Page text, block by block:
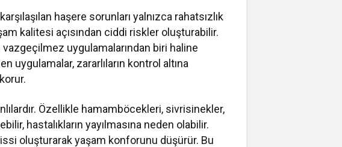
haşere sorunları yalnızca rahatsızlık
kalitesi açısından ciddi riskler oluşturabilir.
uygulamalarından biri haline
zararlıların kontrol altına
Özellikle hamamböcekleri, sivrisinekler,
hastalıkların yayılmasına neden olabilir.
oluşturarak yaşam konforunu düşürür. Bu